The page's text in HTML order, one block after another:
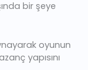
bir şeye
oyunun
yapısını